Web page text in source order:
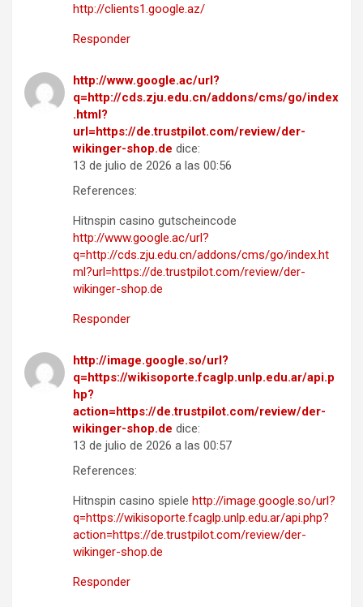
http://clients1.google.az/
Responder
http://www.google.ac/url?
q=http://cds.zju.edu.cn/addons/cms/go/index
.html?
url=https://de.trustpilot.com/review/der-
wikinger-shop.de dice:
13 de julio de 2026 a las 00:56
References:
Hitnspin casino gutscheincode
http://www.google.ac/url?
q=http://cds.zju.edu.cn/addons/cms/go/index.ht
ml?url=https://de.trustpilot.com/review/der-
wikinger-shop.de
Responder
http://image.google.so/url?
q=https://wikisoporte.fcaglp.unlp.edu.ar/api.p
hp?
action=https://de.trustpilot.com/review/der-
wikinger-shop.de dice:
13 de julio de 2026 a las 00:57
References:
Hitnspin casino spiele http://image.google.so/url?
q=https://wikisoporte.fcaglp.unlp.edu.ar/api.php?
action=https://de.trustpilot.com/review/der-
wikinger-shop.de
Responder